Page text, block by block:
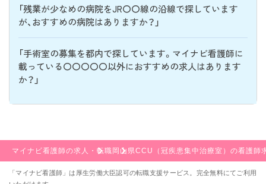
「残業が少なめの病院をJR〇〇線の沿線で探しています
が、おすすめの病院はありますか？」
「手術室の募集を都内で探しています。マイナビ看護師に
載っている〇〇〇〇〇以外におすすめの求人はあります
か？」
マイナビ看護師の求人・転職 岡山県CCU（冠疾患集中治療室）の看護師
「マイナビ看護師」は厚生労働大臣認可の転職支援サービス。完全無料にてご利用